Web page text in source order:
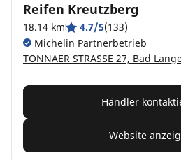
Reifen Kreutzberg
18.14 km 4.7/5(133)
Michelin Partnerbetrieb
TONNAER STRASSE 27, Bad
Händler
Website